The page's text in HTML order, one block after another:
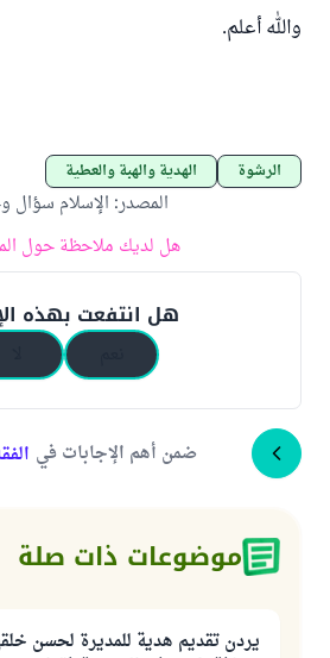
والله أعلم.
الرشوة الهدية والهبة والعطية
المصدر: الإسلام سؤال
هل لديك ملاحظة حول
هل انتفعت بهذه
ضمن أهم الإجابات في
موضوعات ذات صلة
يردن تقديم هدية للمديرة لحسن